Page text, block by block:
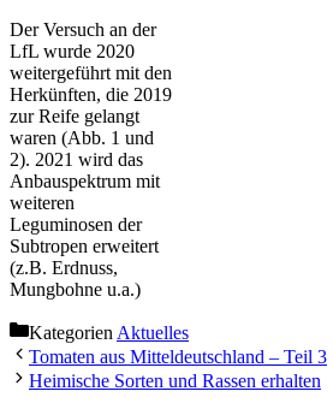
Der Versuch an der
LfL wurde 2020
weitergeführt mit den
Herkünften, die 2019
zur Reife gelangt
waren (Abb. 1 und
2). 2021 wird das
Anbauspektrum mit
weiteren
Leguminosen der
Subtropen erweitert
(z.B. Erdnuss,
Mungbohne u.a.)
Kategorien Aktuelles
Tomaten aus Mitteldeutschland – Teil 3
Heimische Sorten und Rassen erhalten